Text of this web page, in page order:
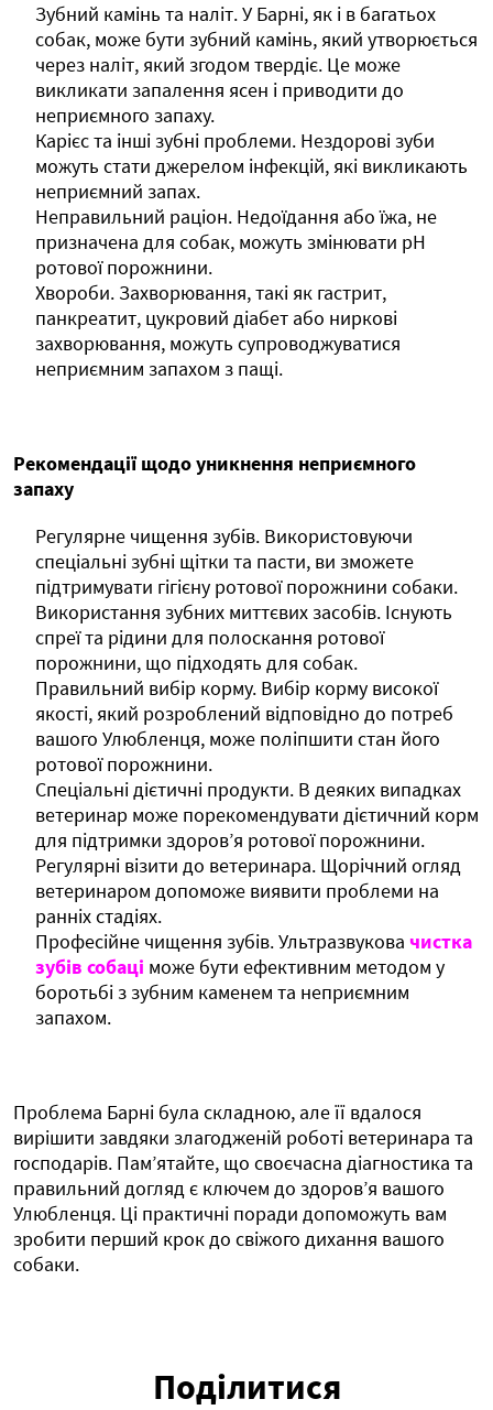
Зубний камінь та наліт. У Барні, як і в багатьох
собак, може бути зубний камінь, який утворюється
через наліт, який згодом твердіє. Це може
викликати запалення ясен і приводити до
неприємного запаху.
Карієс та інші зубні проблеми. Нездорові зуби
можуть стати джерелом інфекцій, які викликають
неприємний запах.
Неправильний раціон. Недоїдання або їжа, не
призначена для собак, можуть змінювати pH
ротової порожнини.
Хвороби. Захворювання, такі як гастрит,
панкреатит, цукровий діабет або ниркові
захворювання, можуть супроводжуватися
неприємним запахом з пащі.
Рекомендації щодо уникнення неприємного
запаху
Регулярне чищення зубів. Використовуючи
спеціальні зубні щітки та пасти, ви зможете
підтримувати гігієну ротової порожнини собаки.
Використання зубних миттєвих засобів. Існують
спреї та рідини для полоскання ротової
порожнини, що підходять для собак.
Правильний вибір корму. Вибір корму високої
якості, який розроблений відповідно до потреб
вашого Улюбленця, може поліпшити стан його
ротової порожнини.
Спеціальні дієтичні продукти. В деяких випадках
ветеринар може порекомендувати дієтичний корм
для підтримки здоров’я ротової порожнини.
Регулярні візити до ветеринара. Щорічний огляд
ветеринаром допоможе виявити проблеми на
ранніх стадіях.
Професійне чищення зубів. Ультразвукова чистка
зубів собаці може бути ефективним методом у
боротьбі з зубним каменем та неприємним
запахом.
Проблема Барні була складною, але її вдалося
вирішити завдяки злагодженій роботі ветеринара та
господарів. Пам’ятайте, що своєчасна діагностика та
правильний догляд є ключем до здоров’я вашого
Улюбленця. Ці практичні поради допоможуть вам
зробити перший крок до свіжого дихання вашого
собаки.
Поділитися